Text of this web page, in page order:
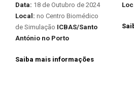
Data: 18 de Outubro de 2024
Local: no Centro Biomédico
de Simulação ICBAS/Santo
António no Porto
Saiba mais informações